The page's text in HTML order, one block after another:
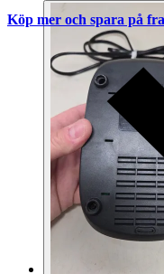
Köp mer och spara på